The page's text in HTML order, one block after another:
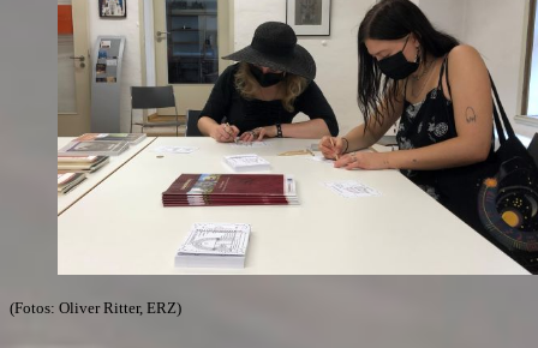
(Fotos: Oliver Ritter, ERZ)